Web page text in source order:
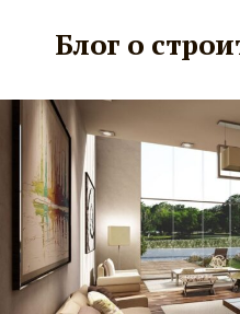
Блог о